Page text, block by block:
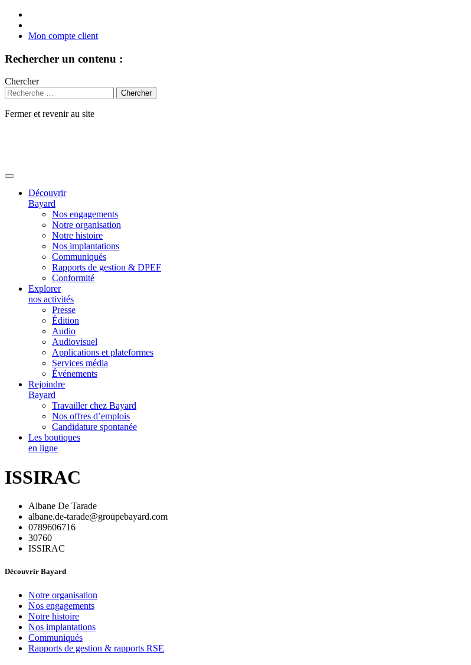
Mon compte client
Rechercher un contenu :
Chercher
Fermer et revenir au site
Découvrir
Bayard
Nos engagements
Notre organisation
Notre histoire
Nos implantations
Communiqués
Rapports de gestion & DPEF
Conformité
Explorer
nos activités
Presse
Édition
Audio
Audiovisuel
Applications et plateformes
Services média
Événements
Rejoindre
Bayard
Travailler chez Bayard
Nos offres d’emplois
Candidature spontanée
Les boutiques
en ligne
ISSIRAC
Albane De Tarade
albane.de-tarade@groupebayard.com
0789606716
30760
ISSIRAC
Découvrir Bayard
Notre organisation
Nos engagements
Notre histoire
Nos implantations
Communiqués
Rapports de gestion & rapports RSE